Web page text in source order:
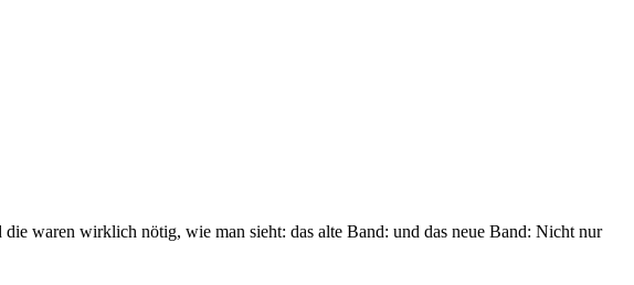
waren wirklich nötig, wie man sieht: das alte Band: und das neue Band: Nicht nur